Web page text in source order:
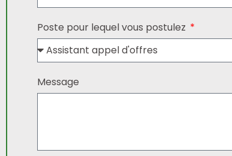
Poste pour lequel vous postulez
Message